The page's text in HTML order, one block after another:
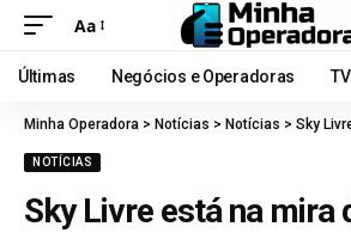
Aa
Últimas Negócios e Operadoras
Minha Operadora > Notícias > Notícias > Sky
NOTÍCIAS
Sky Livre está na mira